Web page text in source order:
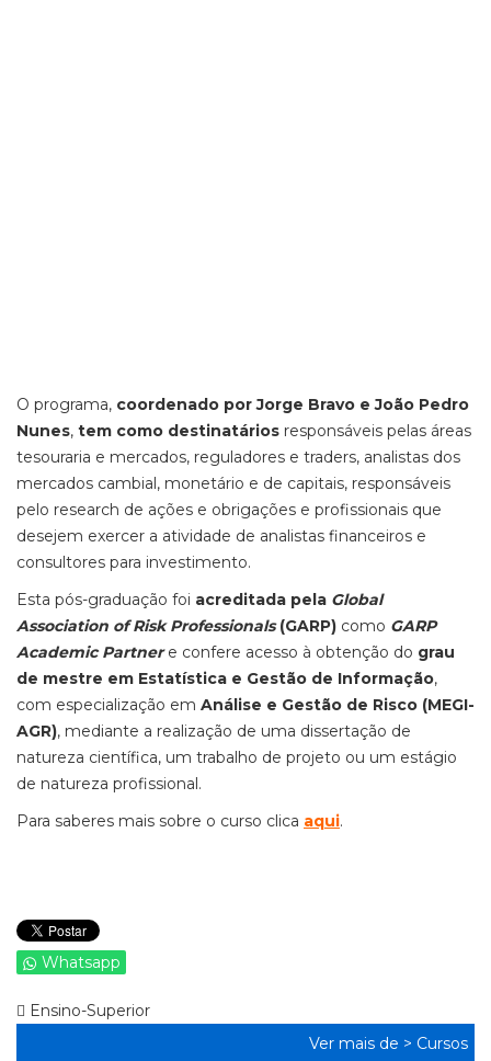
O programa, coordenado por Jorge Bravo e João Pedro
Nunes, tem como destinatários responsáveis pelas áreas
tesouraria e mercados, reguladores e traders, analistas dos
mercados cambial, monetário e de capitais, responsáveis
pelo research de ações e obrigações e profissionais que
desejem exercer a atividade de analistas financeiros e
consultores para investimento.
Esta pós-graduação foi acreditada pela Global
Association of Risk Professionals(GARP) como GARP
Academic Partnere confere acesso à obtenção do grau
de mestre em Estatística e Gestão de Informação,
com especialização em Análise e Gestão de Risco (MEGI-
AGR), mediante a realização de uma dissertação de
natureza científica, um trabalho de projeto ou um estágio
de natureza profissional.
Para saberes mais sobre o curso clica aqui.
Whatsapp
Ensino-Superior
Ver mais de > Cursos